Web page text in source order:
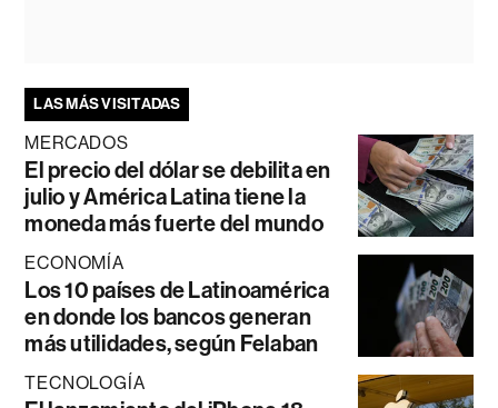
LAS MÁS VISITADAS
MERCADOS
El precio del dólar se debilita en
julio y América Latina tiene la
moneda más fuerte del mundo
ECONOMÍA
Los 10 países de Latinoamérica
en donde los bancos generan
más utilidades, según Felaban
TECNOLOGÍA